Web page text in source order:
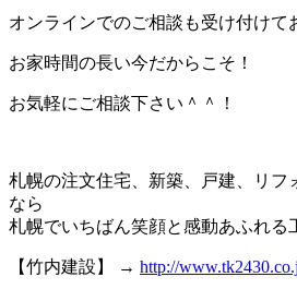
オンラインでのご相談も受け付けて
お家時間の長い今だからこそ！
お気軽にご相談下さい＾＾！
札幌の注文住宅、新築、戸建、リフ
なら
札幌でいちばん笑顔と感動あふれる
【竹内建設】 → http://